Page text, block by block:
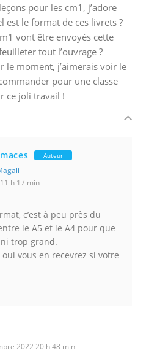
pour les cm1, j’adore
est le format de ces livrets ?
vont être envoyés cette
tout l’ouvrage ?
le moment, j’aimerais voir le
pour une classe
ce joli travail !
Auteur
h 17 min
c’est à peu près du
le A5 et le A4 pour que
trop grand.
vous en recevrez si votre
2022 20 h 48 min